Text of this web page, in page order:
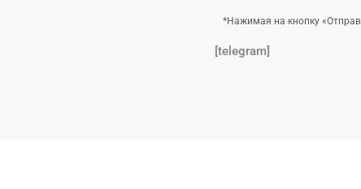
*Нажимая на кнопку
[telegram]